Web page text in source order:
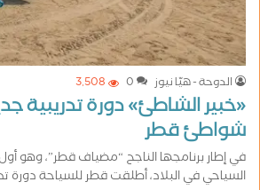
الدوحة - هيّا نيوز
0 3٬508
«خبير الشاطئ» دورة تدريبية
شواطئ قطر
في إطار برنامجها الناجح “مضياف قطر”، وهو
السياحي في البلاد، أطلقت قطر للسياحة دورة